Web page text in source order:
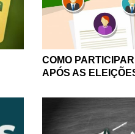
COMO
APÓS AS